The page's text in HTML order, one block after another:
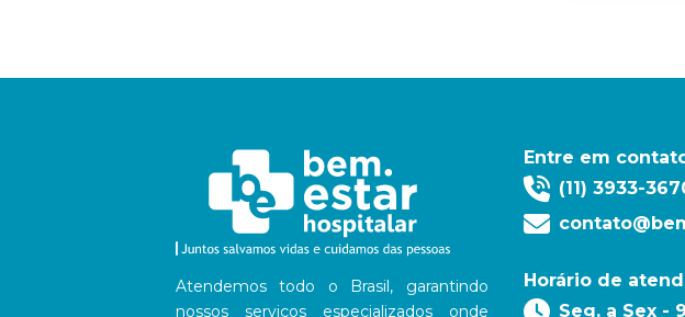
Atendemos todo o Brasil, garantindo
nossos serviços especializados onde
Entre em
(11) 3933-
Horário de
Seg. a Sex -